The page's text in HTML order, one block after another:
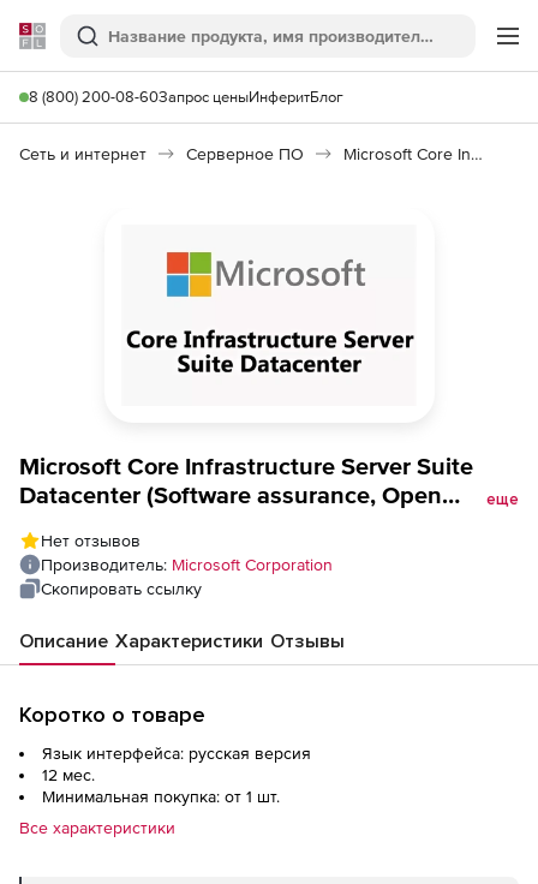
Softline
Поиск
8 (800) 200-08-60Запрос ценыИнферитБлог
Сеть и интернет Серверное ПО Microsoft Core Infrastructure Server Suite Datacenter
Microsoft Core Infrastructure Server Suite
Datacenter (Software assurance, Open
Acquired Year 1 Single Language
еще
Нет отзывов
Производитель: Microsoft Corporation
Скопировать ссылку
Описание Характеристики Отзывы
Коротко о товаре
Язык интерфейса: русская версия
12 мес.
Минимальная покупка: от 1 шт.
Все характеристики